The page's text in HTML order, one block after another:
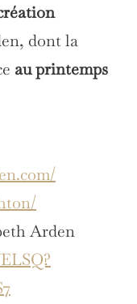
dont la
au printemps
Arden